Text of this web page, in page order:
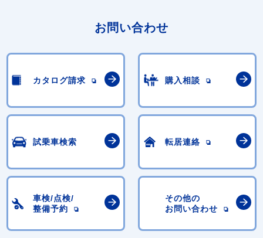
お問い合わせ
カタログ請求 購入相談
試乗車検索 転居連絡
車検/点検/
整備予約
その他の
お問い合わせ